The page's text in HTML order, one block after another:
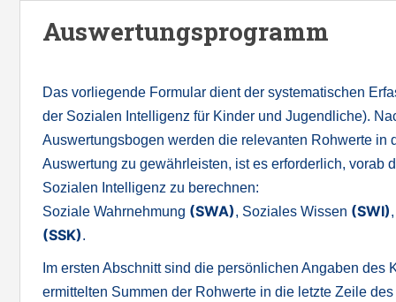
Auswertungsprogramm
Das vorliegende Formular dient der systematischen
der Sozialen Intelligenz für Kinder und Jugendliche).
Auswertungsbogen werden die relevanten Rohwerte
Auswertung zu gewährleisten, ist es erforderlich, vorab
Sozialen Intelligenz zu berechnen:
Soziale Wahrnehmung (SWA), Soziales Wissen (SWI)
(SSK).
Im ersten Abschnitt sind die persönlichen Angaben
ermittelten Summen der Rohwerte in die letzte Zeile